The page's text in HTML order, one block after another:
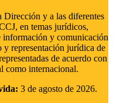
Dirección y a las diferentes
en temas jurídicos,
información y comunicación
y representación jurídica de
de acuerdo con
como internacional.
3 de agosto de 2026.